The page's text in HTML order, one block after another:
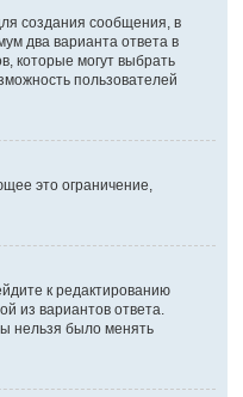
создания сообщения, в
два варианта ответа в
которые могут выбрать
пользователей
это ограничение,
к редактированию
из вариантов ответа.
нельзя было менять